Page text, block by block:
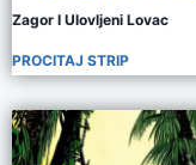
Zagor I Ulovljeni Lovac
PROCITAJ STRIP